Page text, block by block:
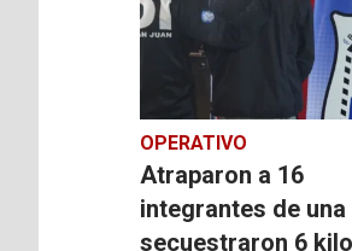
OPERATIVO
Atraparon a 16
integrantes de una
secuestraron 6